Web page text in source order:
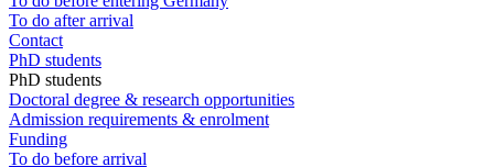
To do after arrival
Contact
PhD students
PhD students
Doctoral degree & research opportunities
Admission requirements & enrolment
Funding
To do before arrival